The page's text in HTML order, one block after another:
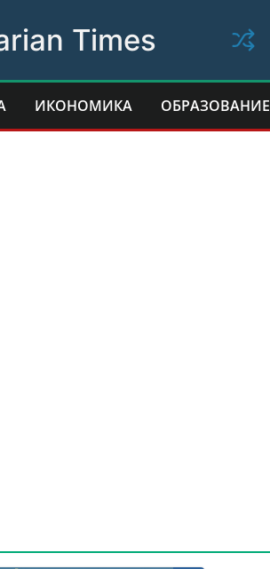
Times
ИКОНОМИКА ОБРАЗОВАНИЕ